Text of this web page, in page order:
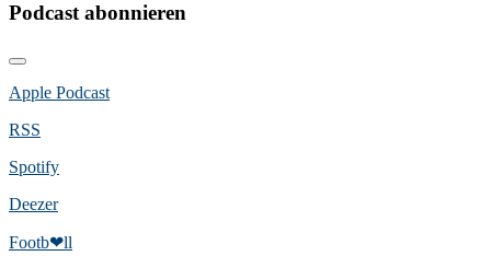
Podcast abonnieren
Apple Podcast
RSS
Spotify
Deezer
Footb❤ll